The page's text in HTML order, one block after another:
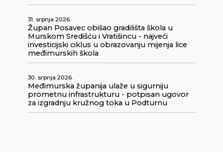
31. srpnja 2026.
Župan Posavec obišao gradilišta škola u
Murskom Središću i Vratišincu - najveći
investicijski ciklus u obrazovanju mijenja lice
međimurskih škola
30. srpnja 2026.
Međimurska županija ulaže u sigurniju
prometnu infrastrukturu - potpisan ugovor
za izgradnju kružnog toka u Podturnu